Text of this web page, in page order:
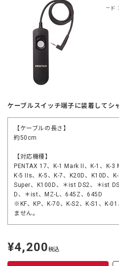
商品コー
ケーブルスイッチ端子に装着してシ
【ケーブルの長さ】
約50cm
【対応機種】
PENTAX 17、K-1 Mark II、K-1、K-3
K-5 IIs、K-5、K-7、K20D、K10D、
Super、K100D、＊ist DS2、＊ist
D、＊ist、MZ-L、645Z、645D
※KF、KP、K-70、K-S2、K-S1、K-
ません。
定
価
¥4,200税込